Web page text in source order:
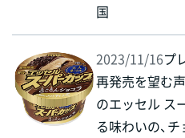
国
2023/11/16プ
再発売を望む
のエッセル ス
る味わいの、